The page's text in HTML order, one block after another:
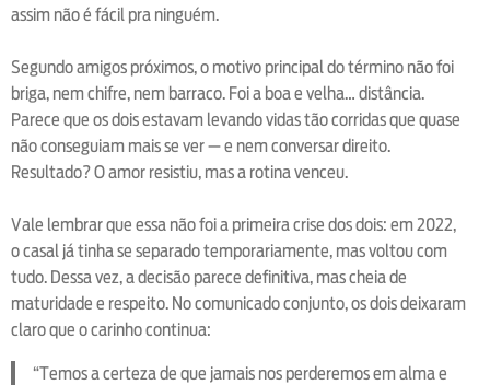
assim não é fácil pra ninguém.
Segundo amigos próximos, o motivo principal do término não foi
briga, nem chifre, nem barraco. Foi a boa e velha… distância.
Parece que os dois estavam levando vidas tão corridas que quase
não conseguiam mais se ver — e nem conversar direito.
Resultado? O amor resistiu, mas a rotina venceu.
Vale lembrar que essa não foi a primeira crise dos dois: em 2022,
o casal já tinha se separado temporariamente, mas voltou com
tudo. Dessa vez, a decisão parece definitiva, mas cheia de
maturidade e respeito. No comunicado conjunto, os dois deixaram
claro que o carinho continua:
“Temos a certeza de que jamais nos perderemos em alma e